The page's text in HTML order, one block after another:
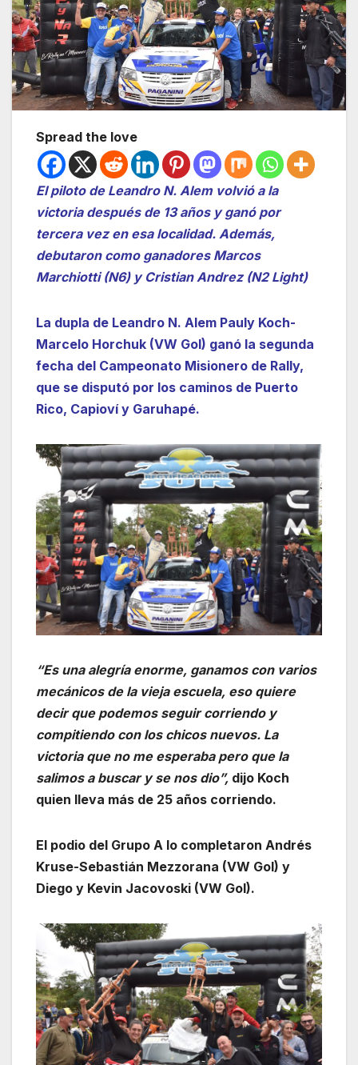
Spread the love
El piloto de Leandro N. Alem volvió a la
victoria después de 13 años y ganó por
tercera vez en esa localidad. Además,
debutaron como ganadores Marcos
Marchiotti (N6) y Cristian Andrez (N2 Light)
La dupla de Leandro N. Alem Pauly Koch-
Marcelo Horchuk (VW Gol) ganó la segunda
fecha del Campeonato Misionero de Rally,
que se disputó por los caminos de Puerto
Rico, Capioví y Garuhapé.
“Es una alegría enorme, ganamos con varios
mecánicos de la vieja escuela, eso quiere
decir que podemos seguir corriendo y
compitiendo con los chicos nuevos. La
victoria que no me esperaba pero que la
salimos a buscar y se nos dio”, dijo Koch
quien lleva más de 25 años corriendo.
El podio del Grupo A lo completaron Andrés
Kruse-Sebastián Mezzorana (VW Gol) y
Diego y Kevin Jacovoski (VW Gol).